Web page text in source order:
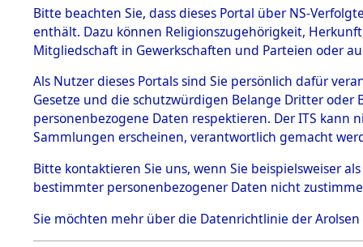
BESTÄNDE
1.
mente
5. Verschiedenes
5.3
Todesmärsche
5.3.1 Alliierte
Erhebungen
zu
Todesmärsch
en
5.3.2
0156
Bitte beachten Sie, dass dieses Portal über NS-
enthält. Dazu können Religionszugehörigkeit,
Mitgliedschaft in Gewerkschaften und Parteien oder
Als Nutzer dieses Portals sind Sie persönlich dafür
Gesetze und die schutzwürdigen Belange Dritter
personenbezogene Daten respektieren. Der ITS
Sammlungen erscheinen, verantwortlich gemacht
Bitte kontaktieren Sie uns, wenn Sie beispielsweiser
bestimmter personenbezogener Daten nicht
Sie möchten mehr über die Datenrichtlinie der Arolsen